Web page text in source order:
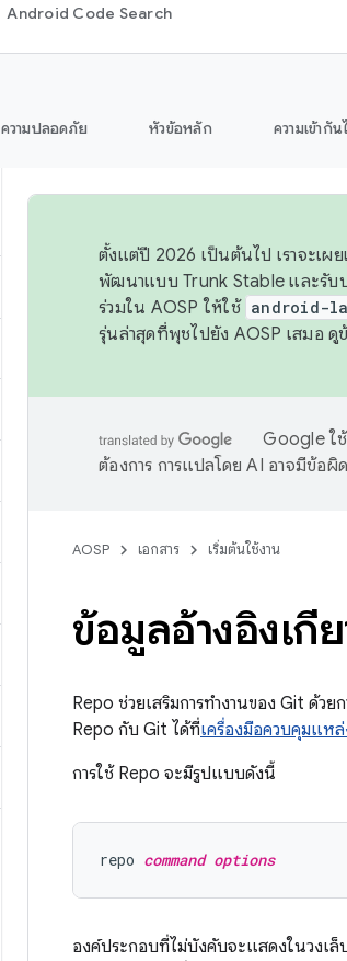
Android Code Search
ความปลอดภัย หัวข้อหลัก ความเข้ากัน
ตั้งแต่ปี 2026 เป็นต้นไป เราจะเผ
พัฒนาแบบ Trunk Stable และรับป
ร่วมใน AOSP ให้ใช้ android-
รุ่นล่าสุดที่พุชไปยัง AOSP เสมอ ดู
Google ใ
ต้องการ การแปลโดย AI อาจมีข้อผิ
AOSP เอกสาร เริ่มต้นใช้งาน
ข้อมูลอ้างอิงเกี่
Repo ช่วยเสริมการทำงานของ Git ด้วย
Repo กับ Git ได้ที่เครื่องมือควบคุมแหล่
การใช้ Repo จะมีรูปแบบดังนี้
repo command options
องค์ประกอบที่ไม่บังคับจะแสดงในวงเ